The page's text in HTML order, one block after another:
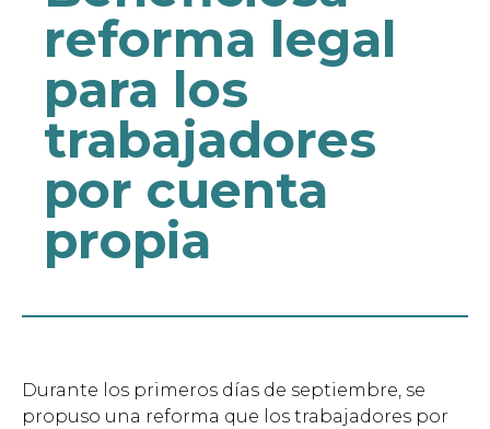
reforma legal
para los
trabajadores
por cuenta
propia
Durante los primeros días de septiembre, se
propuso una reforma que los trabajadores por